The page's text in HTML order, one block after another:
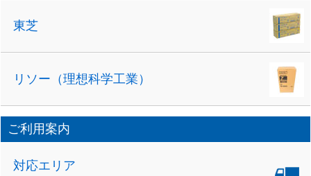
東芝
リソー（理想科学工業）
ご利用案内
対応エリア